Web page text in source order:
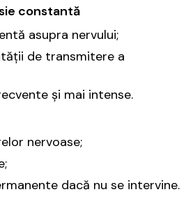
constantă
asupra nervului;
de transmitere a
și mai intense.
nervoase;
dacă nu se intervine.